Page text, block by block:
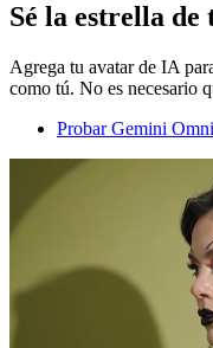
Sé la estrella de
Agrega tu avatar de IA
como tú. No es necesario
Probar Gemini Omni